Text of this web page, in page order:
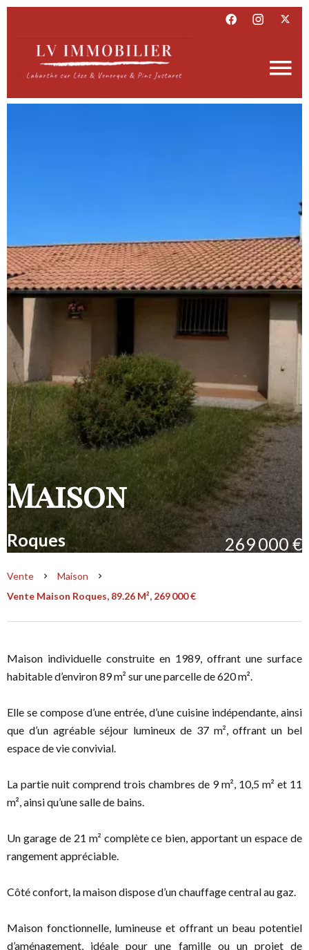
Maison
Roques 269 000 €
Vente
Maison
Vente Maison Roques, 89.26 M², 269 000 €
Maison individuelle construite en 1989, offrant une surface
habitable d’environ 89 m² sur une parcelle de 620 m².
Elle se compose d’une entrée, d’une cuisine indépendante, ainsi
que d’un agréable séjour lumineux de 37 m², offrant un bel
espace de vie convivial.
La partie nuit comprend trois chambres de 9 m², 10,5 m² et 11
m², ainsi qu’une salle de bains.
Un garage de 21 m² complète ce bien, apportant un espace de
rangement appréciable.
Côté confort, la maison dispose d’un chauffage central au gaz.
Maison fonctionnelle, lumineuse et offrant un beau potentiel
d’aménagement, idéale pour une famille ou un projet de